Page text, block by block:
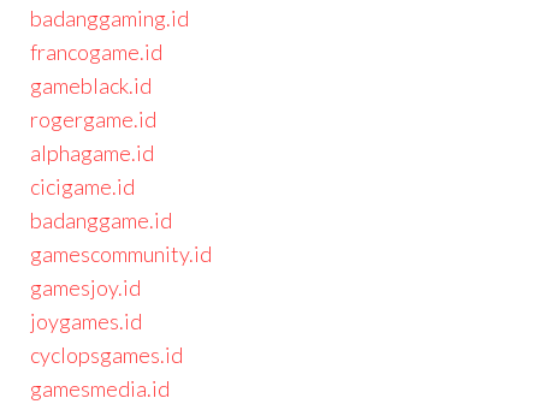
badanggaming.id
francogame.id
gameblack.id
rogergame.id
alphagame.id
cicigame.id
badanggame.id
gamescommunity.id
gamesjoy.id
joygames.id
cyclopsgames.id
gamesmedia.id